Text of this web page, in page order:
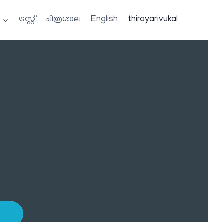
ട്രസ്റ്റ് ചിത്രശാല English thirayarivukal